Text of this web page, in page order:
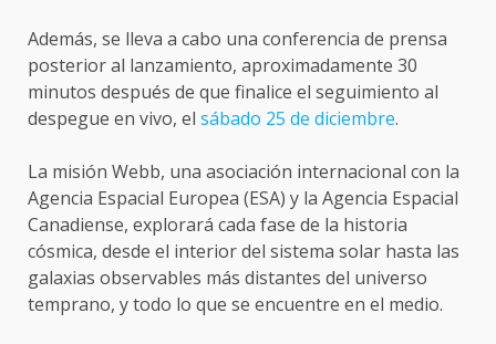
Además, se lleva a cabo una conferencia de prensa
posterior al lanzamiento, aproximadamente 30
minutos después de que finalice el seguimiento al
despegue en vivo, el sábado 25 de diciembre.
La misión Webb, una asociación internacional con la
Agencia Espacial Europea (ESA) y la Agencia Espacial
Canadiense, explorará cada fase de la historia
cósmica, desde el interior del sistema solar hasta las
galaxias observables más distantes del universo
temprano, y todo lo que se encuentre en el medio.